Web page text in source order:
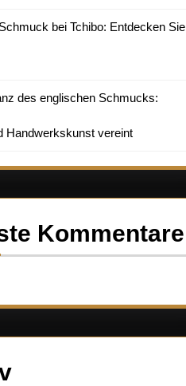
bei Tchibo: Entdecken Sie
des englischen Schmucks:
Handwerkskunst vereint
Kommentare